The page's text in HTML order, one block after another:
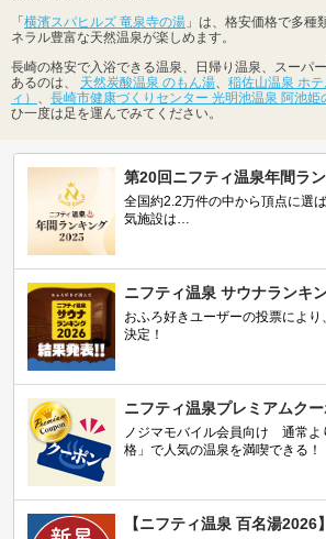
「横濱スパヒルズ 竜泉寺の湯 」は、格安価格で多種
ネラル豊富な天然温泉が楽しめます。
長崎の格安で入浴できる温泉、日帰り温泉、スーパ
あるのは、 天然炭酸温泉 のもん湯
稲佐山温泉 ホ
ィ）
長崎市健康づくりセンター 光明池温泉 阿池姫
ひ一度は足を運んでみてください。
第20回ニフティ温泉年間ラ
全国約2.2万件の中から頂点に選
気施設は…
ニフティ温泉 サウナランキ
おふろ好きユーザーの投票によ
決定！
ニフティ温泉プレミアムク
ノジマモバイル会員向け 通常よ
格」で人気の温泉を満喫できる！
【ニフティ温泉 百名湯2026】